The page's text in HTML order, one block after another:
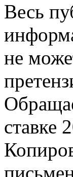
Весь
не
ставке